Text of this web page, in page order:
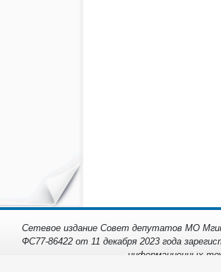
Сетевое издание Совет депутатов МО
ФС77-86422 от 11 декабря 2023 года
информационных